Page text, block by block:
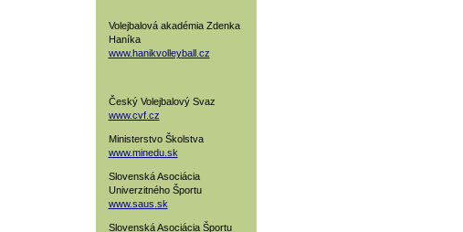
Volejbalová akadémia Zdenka
Haníka
www.hanikvolleyball.cz
Český Volejbalový Svaz
www.cvf.cz
Ministerstvo Školstva
www.minedu.sk
Slovenská Asociácia
Univerzitného Športu
www.saus.sk
Slovenská Asociácia Športu